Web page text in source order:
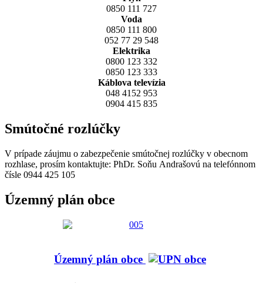
0850 111 727
Voda
0850 111 800
052 77 29 548
Elektrika
0800 123 332
0850 123 333
Káblova televízia
048 4152 953
0904 415 835
Smútočné rozlúčky
V prípade záujmu o zabezpečenie smútočnej rozlúčky v obecnom
rozhlase, prosím kontaktujte: PhDr. Soňu Andrašovú na telefónnom
čísle 0944 425 105
Územný plán obce
Územný plán obce